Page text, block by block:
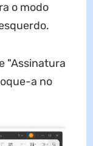
o modo
"Assinatura
a no